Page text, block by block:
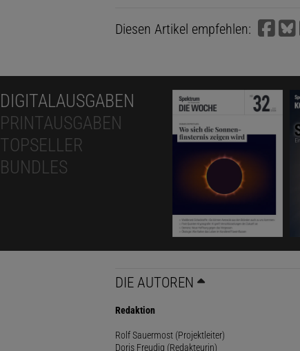
Diesen Artikel empfehlen:
DIGITALAUSGABEN
PRINTAUSGABEN
TOPSELLER
BUNDLES
DIE AUTOREN
Redaktion
Rolf Sauermost (Projektleiter)
Doris Freudig (Redakteurin)